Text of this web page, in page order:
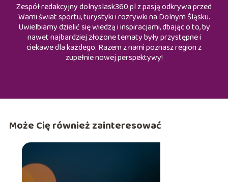
Zespół redakcyjny dolnyslask360.pl z pasją odkrywa przed
Wami świat sportu, turystyki i rozrywki na Dolnym Śląsku.
Uwielbiamy dzielić się wiedzą i inspiracjami, dbając o to, by
nawet najbardziej złożone tematy były przystępne i
ciekawe dla każdego. Razem z nami poznasz region z
zupełnie nowej perspektywy!
Może Cię również zainteresować